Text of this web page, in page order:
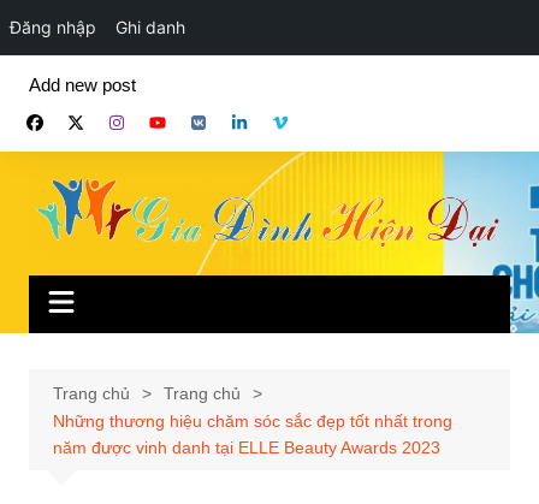
Đăng nhập Ghi danh
phần
Add new post
Trang chủ
Trang chủ
Những thương hiệu chăm sóc sắc đẹp tốt nhất trong
năm được vinh danh tại ELLE Beauty Awards 2023